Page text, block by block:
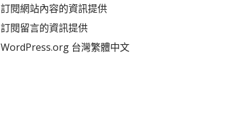
訂閱網站內容的資訊提供
訂閱留言的資訊提供
WordPress.org 台灣繁體中文